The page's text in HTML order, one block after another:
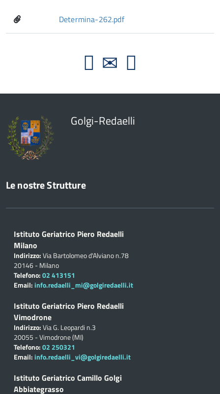
Determina-262.pdf
Golgi-Redaelli
Le nostre Strutture
Istituto Geriatrico Piero Redaelli
Milano
Indirizzo:Via Bartolomeo d'Alviano n.78
20146 - Milano
Telefono:02 413151
Email: info.redaelli_mi@golgiredaelli.it
Istituto Geriatrico Piero Redaelli
Vimodrone
Indirizzo:Via G. Leopardi n.3
20055 - Vimodrone (MI)
Telefono:02 250321
Email: info.redaelli_vi@golgiredaelli.it
Istituto Geriatrico Camillo Golgi
Abbiategrasso